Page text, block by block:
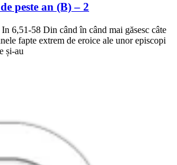
peste an (B) – 2
6,51-58 Din când în când mai găsesc câte
fapte extrem de eroice ale unor episcopi
și-au